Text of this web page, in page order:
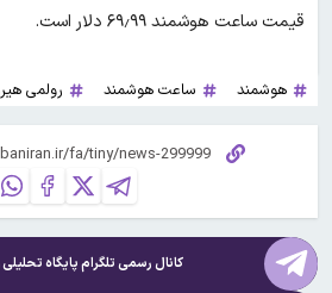
قیمت ساعت هوشمند ۶۹٫۹۹ دلار است.
هوشمند ساعت هوشمند رولمی
کانال رسمی تلگرام پایگاه